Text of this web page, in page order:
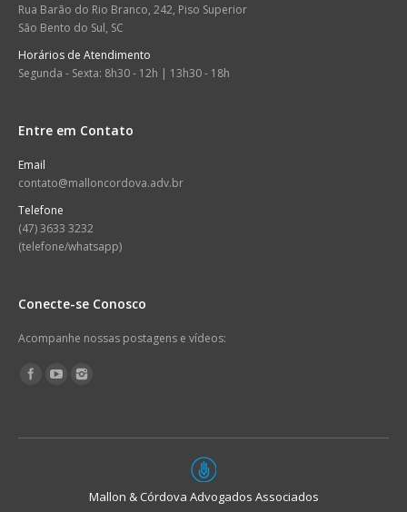
Rua Barão do Rio Branco, 242, Piso Superior
São Bento do Sul, SC
Horários de Atendimento
Segunda - Sexta: 8h30 - 12h | 13h30 - 18h
Entre em Contato
Email
contato@malloncordova.adv.br
Telefone
(47) 3633 3232
(telefone/whatsapp)
Conecte-se Conosco
Acompanhe nossas postagens e vídeos:
Encontre-nos em:
Mallon & Córdova Advogados Associados